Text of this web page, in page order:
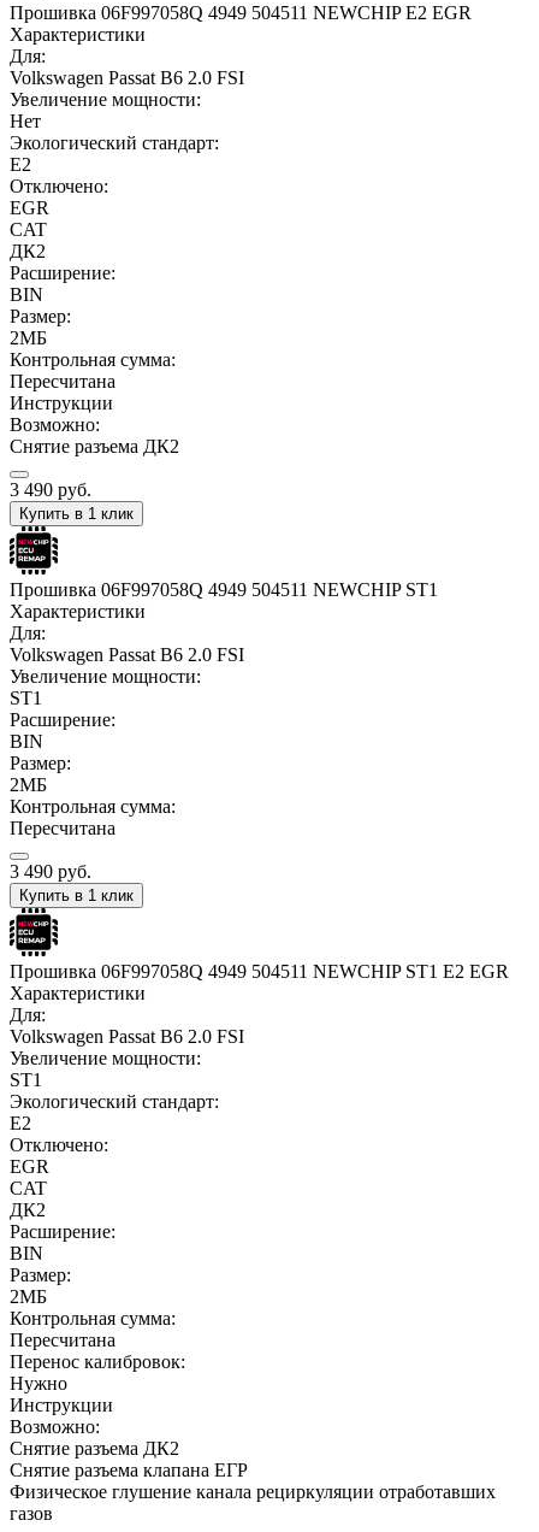
Прошивка 06F997058Q 4949 504511 NEWCHIP E2 EGR
Характеристики
Для:
Volkswagen Passat B6 2.0 FSI
Увеличение мощности:
Нет
Экологический стандарт:
E2
Отключено:
EGR
CAT
ДК2
Расширение:
BIN
Размер:
2МБ
Контрольная сумма:
Пересчитана
Инструкции
Возможно:
Снятие разъема ДК2
3 490 руб.
Купить в 1 клик
Прошивка 06F997058Q 4949 504511 NEWCHIP ST1
Характеристики
Для:
Volkswagen Passat B6 2.0 FSI
Увеличение мощности:
ST1
Расширение:
BIN
Размер:
2МБ
Контрольная сумма:
Пересчитана
3 490 руб.
Купить в 1 клик
Прошивка 06F997058Q 4949 504511 NEWCHIP ST1 E2 EGR
Характеристики
Для:
Volkswagen Passat B6 2.0 FSI
Увеличение мощности:
ST1
Экологический стандарт:
E2
Отключено:
EGR
CAT
ДК2
Расширение:
BIN
Размер:
2МБ
Контрольная сумма:
Пересчитана
Перенос калибровок:
Нужно
Инструкции
Возможно:
Снятие разъема ДК2
Снятие разъема клапана ЕГР
Физическое глушение канала рециркуляции отработавших
газов